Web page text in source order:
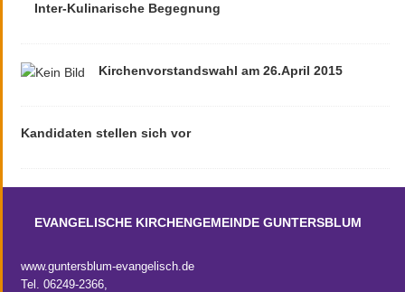
Inter-Kulinarische Begegnung
Kirchenvorstandswahl am 26.April 2015
Kandidaten stellen sich vor
EVANGELISCHE KIRCHENGEMEINDE GUNTERSBLUM
www.guntersblum-evangelisch.de
Tel. 06249-2366,